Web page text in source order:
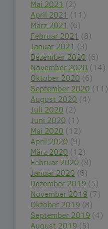
Mai 2021 (2)
April 2021 (11)
März 2021 (6)
Februar 2021 (8)
Januar 2021 (3)
Dezember 2020 (6)
November 2020 (14)
Oktober 2020 (6)
September 2020 (11)
August 2020 (4)
Juli 2020 (2)
Juni 2020 (1)
Mai 2020 (12)
April 2020 (9)
März 2020 (12)
Februar 2020 (8)
Januar 2020 (6)
Dezember 2019 (5)
November 2019 (7)
Oktober 2019 (8)
September 2019 (4)
August 2019 (5)